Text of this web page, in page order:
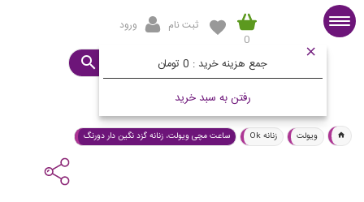
0
جمع هزینه خرید :
رفتن به سبد خرید
ثبت نام ورود
ساعت مورد نظرتان چیست؟
ویولت زنانه Ok ساعت مچی ویولت، زنانه گزد نگین دار دورنگ